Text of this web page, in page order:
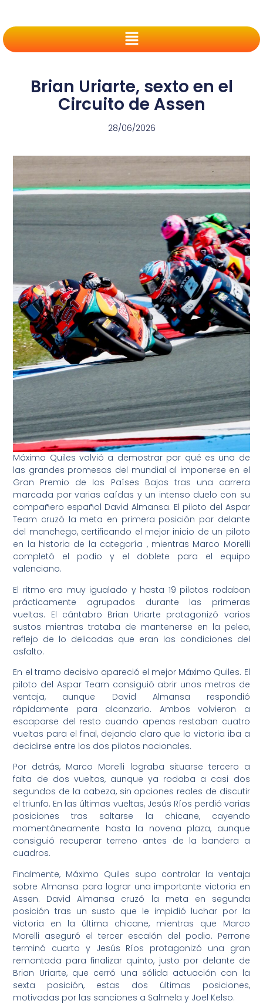
Brian Uriarte, sexto en el
Circuito de Assen
28/06/2026
Máximo Quiles volvió a demostrar por qué es una de
las grandes promesas del mundial al imponerse en el
Gran Premio de los Países Bajos tras una carrera
marcada por varias caídas y un intenso duelo con su
compañero español David Almansa. El piloto del Aspar
Team cruzó la meta en primera posición por delante
del manchego, certificando el mejor inicio de un piloto
en la historia de la categoría , mientras Marco Morelli
completó el podio y el doblete para el equipo
valenciano.
El ritmo era muy igualado y hasta 19 pilotos rodaban
prácticamente agrupados durante las primeras
vueltas. El cántabro Brian Uriarte protagonizó varios
sustos mientras trataba de mantenerse en la pelea,
reflejo de lo delicadas que eran las condiciones del
asfalto.
En el tramo decisivo apareció el mejor Máximo Quiles. El
piloto del Aspar Team consiguió abrir unos metros de
ventaja, aunque David Almansa respondió
rápidamente para alcanzarlo. Ambos volvieron a
escaparse del resto cuando apenas restaban cuatro
vueltas para el final, dejando claro que la victoria iba a
decidirse entre los dos pilotos nacionales.
Por detrás, Marco Morelli lograba situarse tercero a
falta de dos vueltas, aunque ya rodaba a casi dos
segundos de la cabeza, sin opciones reales de discutir
el triunfo. En las últimas vueltas, Jesús Ríos perdió varias
posiciones tras saltarse la chicane, cayendo
momentáneamente hasta la novena plaza, aunque
consiguió recuperar terreno antes de la bandera a
cuadros.
Finalmente, Máximo Quiles supo controlar la ventaja
sobre Almansa para lograr una importante victoria en
Assen. David Almansa cruzó la meta en segunda
posición tras un susto que le impidió luchar por la
victoria en la última chicane, mientras que Marco
Morelli aseguró el tercer escalón del podio. Perrone
terminó cuarto y Jesús Ríos protagonizó una gran
remontada para finalizar quinto, justo por delante de
Brian Uriarte, que cerró una sólida actuación con la
sexta posición, estas dos últimas posiciones,
motivadas por las sanciones a Salmela y Joel Kelso.